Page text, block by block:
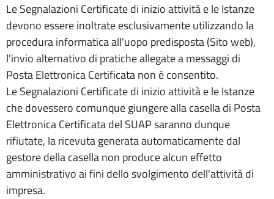
Le Segnalazioni Certificate di inizio attività e le Istanze
devono essere inoltrate esclusivamente utilizzando la
procedura informatica all'uopo predisposta (Sito web),
l'invio alternativo di pratiche allegate a messaggi di
Posta Elettronica Certificata non è consentito.
Le Segnalazioni Certificate di inizio attività e le Istanze
che dovessero comunque giungere alla casella di Posta
Elettronica Certificata del SUAP saranno dunque
rifiutate, la ricevuta generata automaticamente dal
gestore della casella non produce alcun effetto
amministrativo ai fini dello svolgimento dell'attività di
impresa.